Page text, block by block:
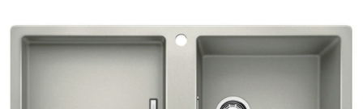
z
hvězdiček.